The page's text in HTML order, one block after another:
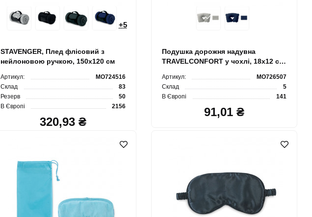
+5
STAVENGER, Плед флісовий з
нейлоновою ручкою, 150х120 см
Артикул:
MO724516
Склад
83
Резерв
50
В Європі
2156
320,93 ₴
Подушка дорожня надувна
TRAVELCONFORT у чохлі, 18x12 см,
Артикул:
MO726507
Склад
5
В Європі
141
91,01 ₴